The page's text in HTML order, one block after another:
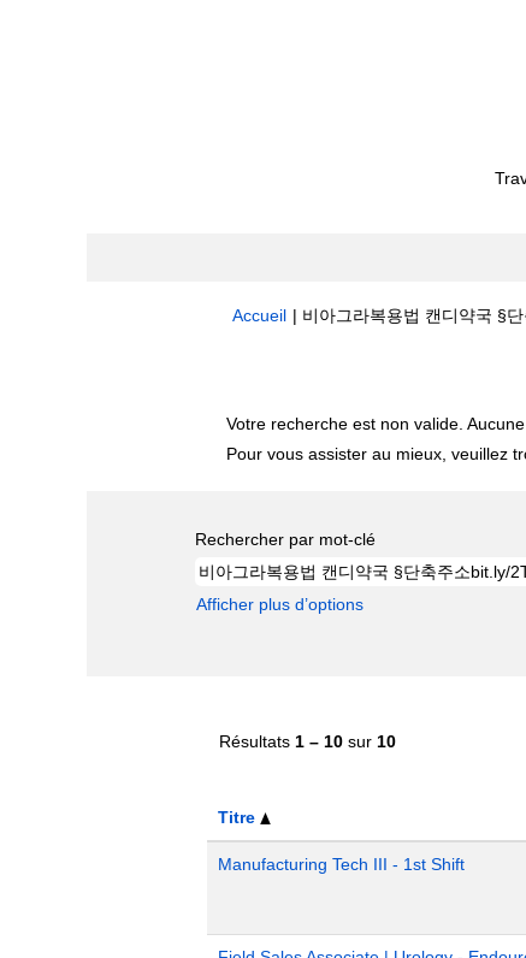
Accueil | 비아그라복용법 캔디약국 §
Votre recherche est non valide.
Pour vous assister au mieux, veuillez
Rechercher par mot-clé
Afficher plus d’options
Résultats 1 – 10 sur 10
Titre
Manufacturing Tech III - 1st Shift